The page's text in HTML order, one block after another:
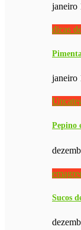
janeiro
dicas
janeiro
Pepino
Sucos